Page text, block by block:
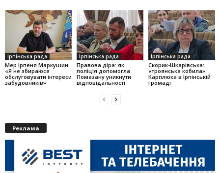
Ірпінська рада
Мер Ірпеня Маркушин:
«Я не збираюся
обслуговувати інтереси
забудовників»
Ірпінська рада
Правова діра: як
поліція допомогла
Помазану уникнути
відповідальності
Ірпінська рада
Скорик-Шкарівська:
«троянська кобила»
Карплюка в Ірпінській
громаді
Реклама